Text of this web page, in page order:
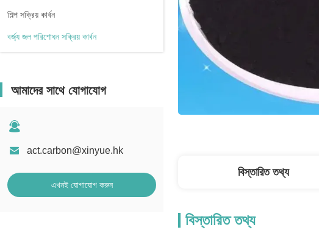
শিল্প সক্রিয় কার্বন
বর্জ্য জল পরিশোধন সক্রিয় কার্বন
আমাদের সাথে যোগাযোগ
act.carbon@xinyue.hk
এখনই যোগাযোগ করুন
বিস্তারিত তথ্য
বিস্তারিত তথ্য